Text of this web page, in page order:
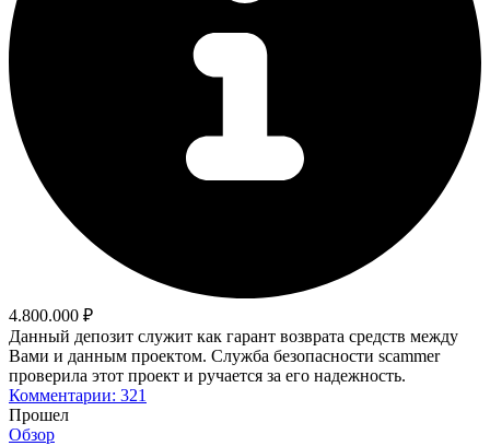
4.800.000 ₽
Данный депозит служит как гарант возврата средств между
Вами и данным проектом. Служба безопасности scammer
проверила этот проект и ручается за его надежность.
Комментарии: 321
Прошел
Обзор